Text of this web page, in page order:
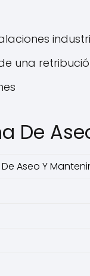
una
Aseo Y